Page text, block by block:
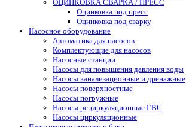
ОЦИНКОВКА СВАРКА / ПРЕСС
Оцинковка под пресс
Оцинковка под сварку
Насосное оборудование
Автоматика для насосов
Комплектующие для насосов
Насосные станции
Насосы для повышения давления воды
Насосы канализационные и дренажные
Насосы поверхностные
Насосы погружные
Насосы рециркуляционные ГВС
Насосы циркуляционные